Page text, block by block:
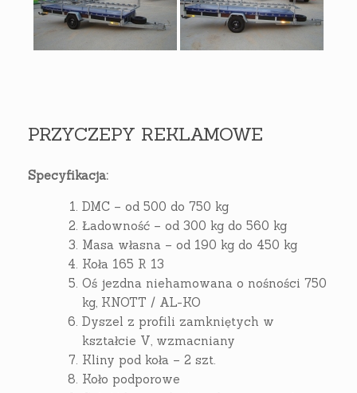
PRZYCZEPY REKLAMOWE
Specyfikacja:
DMC – od 500 do 750 kg
Ładowność – od 300 kg do 560 kg
Masa własna – od 190 kg do 450 kg
Koła 165 R 13
Oś jezdna niehamowana o nośności 750
kg, KNOTT / AL-KO
Dyszel z profili zamkniętych w
kształcie V, wzmacniany
Kliny pod koła – 2 szt.
Koło podporowe